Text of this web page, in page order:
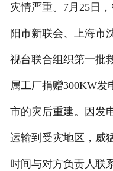
灾情严重。7月25日
阳市新联会、上海市
视台联合组织第一批
属工厂捐赠300KW
市的灾后重建。因发
运输到受灾地区，威
时间与对方负责人联